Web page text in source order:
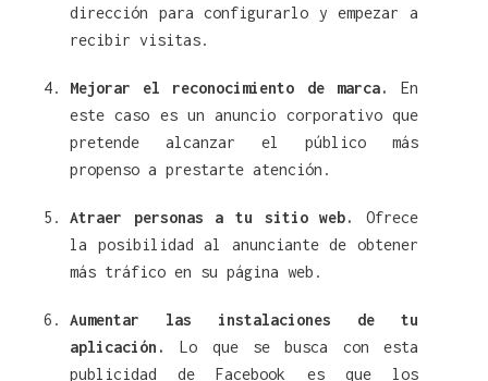
dirección para configurarlo y empezar a
recibir visitas.
Mejorar el reconocimiento de marca.
En
este caso es un anuncio corporativo que
pretende alcanzar el público más
propenso a prestarte atención.
Atraer personas a tu sitio web.
Ofrece
la posibilidad al anunciante de obtener
más tráfico en su página web.
Aumentar las instalaciones de tu
aplicación.
Lo que se busca con esta
publicidad de Facebook es que los